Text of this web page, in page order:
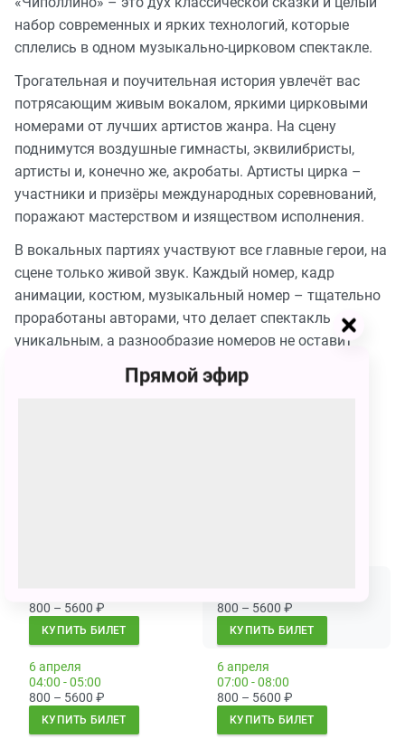
набор современных и ярких технологий, которые
сплелись в одном музыкально-цирковом спектакле.
Трогательная и поучительная история увлечёт вас
потрясающим живым вокалом, яркими цирковыми
номерами от лучших артистов жанра. На сцену
поднимутся воздушные гимнасты, эквилибристы,
артисты и, конечно же, акробаты. Артисты цирка –
участники и призёры международных соревнований,
поражают мастерством и изяществом исполнения.
В вокальных партиях участвуют все главные герои, на
сцене только живой звук. Каждый номер, кадр
анимации, костюм, музыкальный номер – тщательно
проработаны авторами, что делает спектакль
уникальным, а разнообразие номеров не оставит
равнодушными взрослых и создаст праздничное
настроение для всей семьи.
800 – 5600 ₽
КУПИТЬ БИЛЕТ
800 – 5600 ₽
КУПИТЬ БИЛЕТ
6 апреля
04:00 - 05:00
800 – 5600 ₽
КУПИТЬ БИЛЕТ
6 апреля
07:00 - 08:00
800 – 5600 ₽
КУПИТЬ БИЛЕТ
Прямой эфир